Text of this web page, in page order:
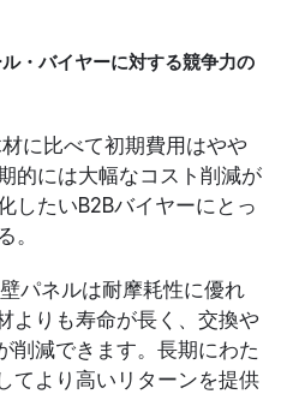
・バイヤーに対する競争力の
に比べて初期費用はやや
的には大幅なコスト削減が
したいB2Bバイヤーにとっ
。
パネルは耐摩耗性に優れ
よりも寿命が長く、交換や
削減できます。長期にわた
てより高いリターンを提供